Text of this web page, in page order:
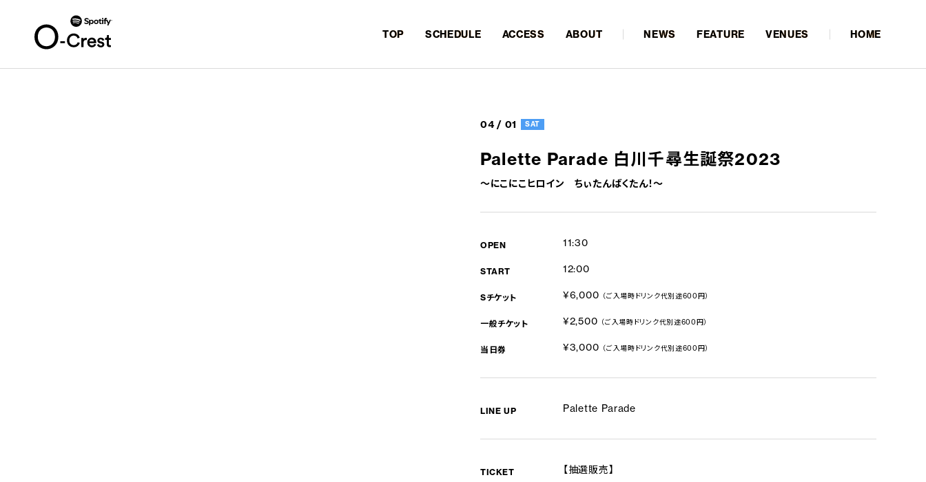
TOP SCHEDULE ACCESS ABOUT NEWS FEATURE VENUES HOME
04 / 01 SAT
Palette Parade 白川千尋生誕祭2023
〜にこにこヒロイン ちぃたんばくたん！〜
OPEN 11:30
START 12:00
Sチケット ¥6,000 （ご入場時ドリンク代別途600円）
一般チケット ¥2,500 （ご入場時ドリンク代別途600円）
当日券 ¥3,000 （ご入場時ドリンク代別途600円）
LINE UP Palette Parade
TICKET
【抽選販売】